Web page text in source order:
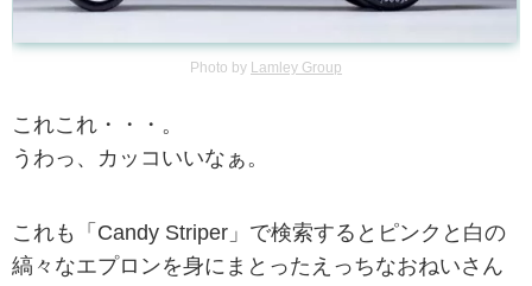
Photo by Lamley Group
これこれ・・・。
うわっ、カッコいいなぁ。
これも「Candy Striper」で検索するとピンクと白の
縞々なエプロンを身にまとったえっちなおねいさん